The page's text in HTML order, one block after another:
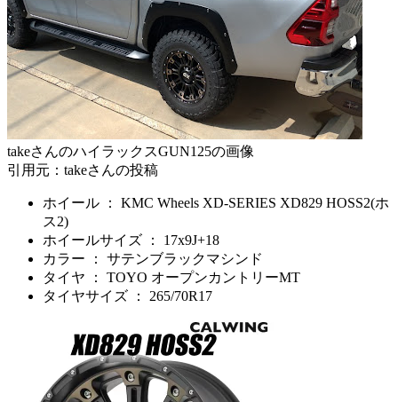
takeさんのハイラックスGUN125の画像
引用元：takeさんの投稿
ホイール ： KMC Wheels XD-SERIES XD829 HOSS2(ホ
ス2)
ホイールサイズ ： 17x9J+18
カラー ： サテンブラックマシンド
タイヤ ： TOYO オープンカントリーMT
タイヤサイズ ： 265/70R17